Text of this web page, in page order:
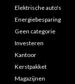
Elektrische auto's
Energiebesparing
Geen categorie
Investeren
Kantoor
Kerstpakket
Magazijnen